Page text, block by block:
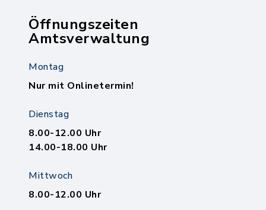
Öffnungszeiten
Amtsverwaltung
Montag
Nur mit Onlinetermin!
Dienstag
8.00-12.00 Uhr
14.00-18.00 Uhr
Mittwoch
8.00-12.00 Uhr